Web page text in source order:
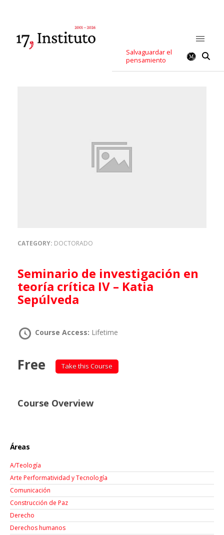
Salvaguardar el
pensamiento
CATEGORY: DOCTORADO
Seminario de investigación en
teoría crítica IV – Katia
Sepúlveda
Course Access: Lifetime
Free Take this Course
Course Overview
Áreas
A/Teología
Arte Performatividad y Tecnología
Comunicación
Construcción de Paz
Derecho
Derechos humanos